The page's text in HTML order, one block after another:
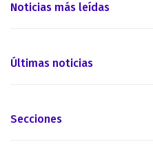
Noticias más leídas
Últimas noticias
Secciones